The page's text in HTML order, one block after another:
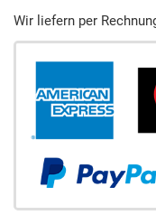
Wir liefern per